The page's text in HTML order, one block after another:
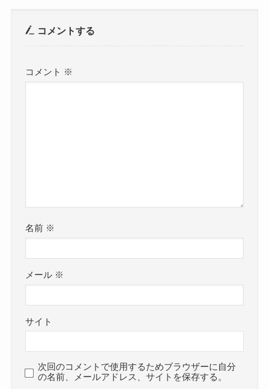
コメントする
コメント ※
名前 ※
メール ※
サイト
次回のコメントで使用するためブラウザーに自分
の名前、メールアドレス、サイトを保存する。